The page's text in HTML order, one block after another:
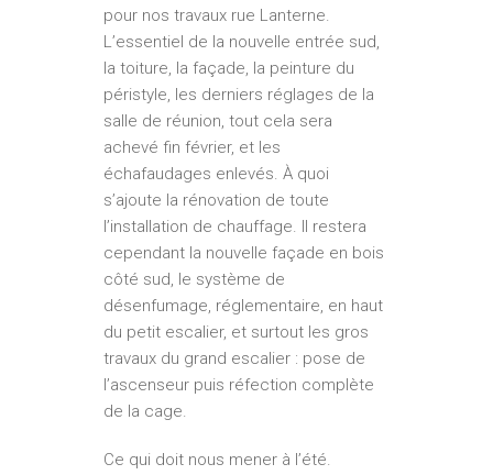
pour nos travaux rue Lanterne.
L’essentiel de la nouvelle entrée sud,
la toiture, la façade, la peinture du
péristyle, les derniers réglages de la
salle de réunion, tout cela sera
achevé fin février, et les
échafaudages enlevés. À quoi
s’ajoute la rénovation de toute
l’installation de chauffage. Il restera
cependant la nouvelle façade en bois
côté sud, le système de
désenfumage, réglementaire, en haut
du petit escalier, et surtout les gros
travaux du grand escalier : pose de
l’ascenseur puis réfection complète
de la cage.
Ce qui doit nous mener à l’été.